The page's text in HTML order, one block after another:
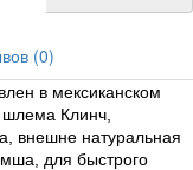
(0)
в мексиканском
шлема Клинч,
внешне натуральная
для быстрого